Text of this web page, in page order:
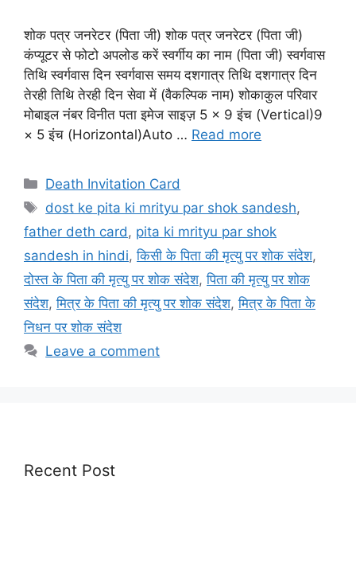
शोक पत्र जनरेटर (पिता जी) शोक पत्र जनरेटर (पिता जी)
कंप्यूटर से फोटो अपलोड करें स्वर्गीय का नाम (पिता जी) स्वर्गवास
तिथि स्वर्गवास दिन स्वर्गवास समय दशगात्र तिथि दशगात्र दिन
तेरही तिथि तेरही दिन सेवा में (वैकल्पिक नाम) शोकाकुल परिवार
मोबाइल नंबर विनीत पता इमेज साइज़ 5 × 9 इंच (Vertical)9
× 5 इंच (Horizontal)Auto … Read more
Categories
Death Invitation Card
Tags
dost ke pita ki mrityu par shok sandesh,
father deth card , pita ki mrityu par shok
sandesh in hindi,किसी के पिता की मृत्यु पर शोक संदेश,
दोस्त के पिता की मृत्यु पर शोक संदेश,पिता की मृत्यु पर शोक
संदेश,मित्र के पिता की मृत्यु पर शोक संदेश,मित्र के पिता के
निधन पर शोक संदेश
Leave a comment
Recent Post